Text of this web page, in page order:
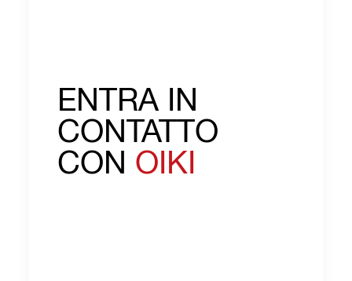
ENTRA IN
CONTATTO
CON OIKI